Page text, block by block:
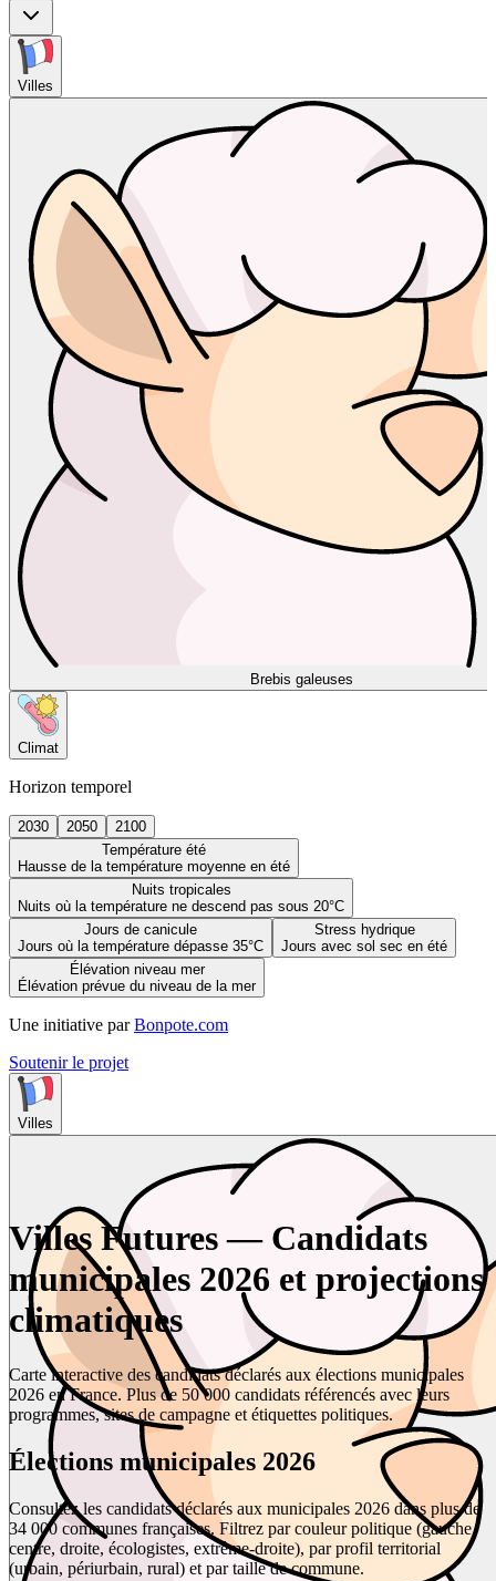
Villes
Brebis galeuses
Climat
Horizon temporel
2030 2050
2100
Température été
Hausse de la température moyenne en été
Nuits tropicales
Nuits où la température ne descend pas sous 20°C
Jours de canicule
Jours où la température dépasse 35°C
Stress hydrique
Jours avec sol sec en été
Élévation niveau mer
Élévation prévue du niveau de la mer
Une initiative par Bonpote.com
Soutenir le projet
Villes
Villes Futures — Candidats
municipales 2026 et projections
climatiques
Carte interactive des candidats déclarés aux élections municipales
2026 en France. Plus de 50 000 candidats référencés avec leurs
programmes, sites de campagne et étiquettes politiques.
Élections municipales 2026
Consultez les candidats déclarés aux municipales 2026 dans plus de
34 000 communes françaises. Filtrez par couleur politique (gauche,
centre, droite, écologistes, extrême-droite), par profil territorial
(urbain, périurbain, rural) et par taille de commune.